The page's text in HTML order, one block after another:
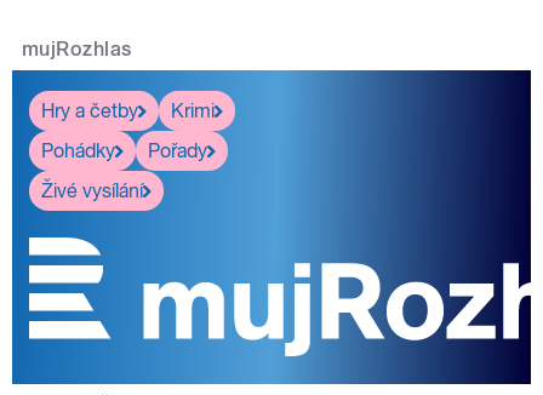
mujRozhlas
Hry a četby
Krimi
Pohádky
Pořady
Živé vysílání